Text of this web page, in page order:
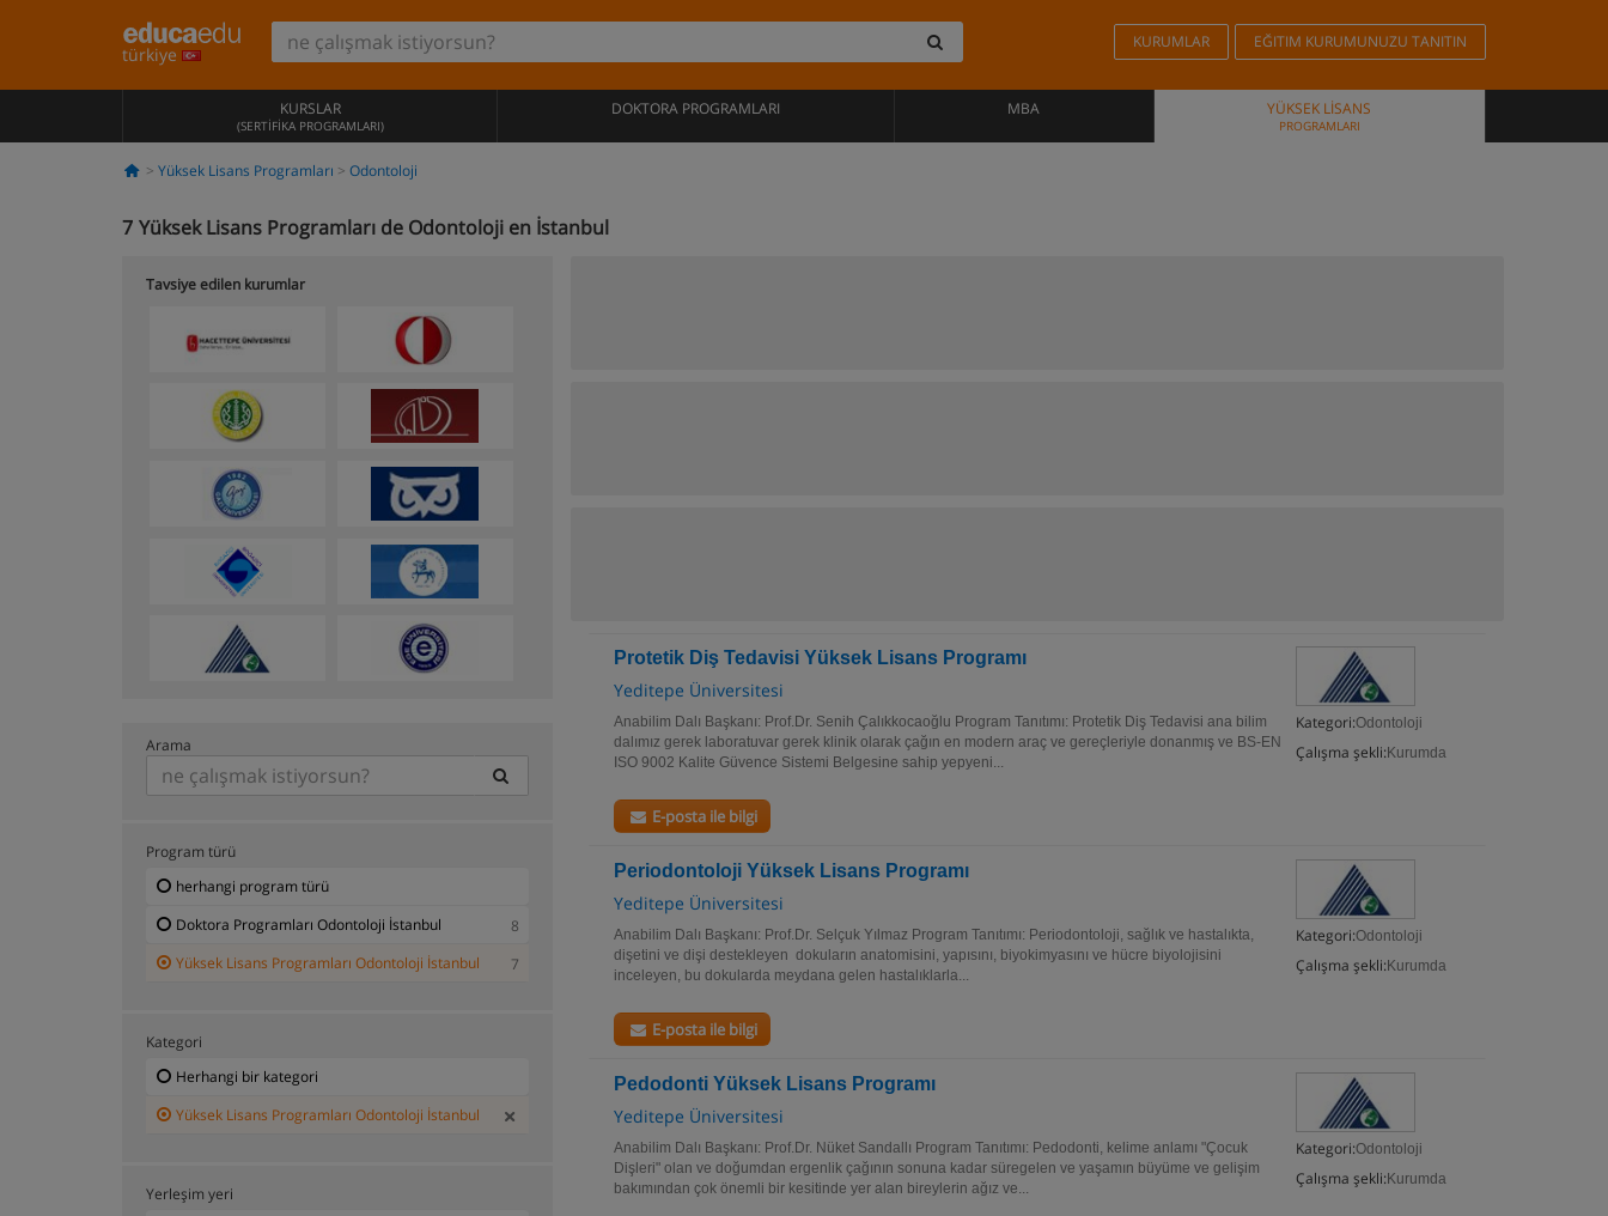
türkiye
KURUMLAR EĞITIM KURUMUNUZU TANITIN
KURSLAR
(SERTIFIKA PROGRAMLARI)
DOKTORA PROGRAMLARI MBA YÜKSEK LISANS
PROGRAMLARI
Yüksek Lisans Programları Odontoloji
7 Yüksek Lisans Programları de Odontoloji en İstanbul
Protetik Diş Tedavisi Yüksek Lisans Programı
Yeditepe Üniversitesi
Kategori:Odontoloji
Çalışma şekli: Kurumda
Anabilim Dalı Başkanı: Prof.Dr. Senih Çalıkkocaoğlu Program Tanıtımı: Protetik Diş Tedavisi ana bilim
dalımız gerek laboratuvar gerek klinik olarak çağın en modern araç ve gereçleriyle donanmış ve BS-EN
ISO 9002 Kalite Güvence Sistemi Belgesine sahip yepyeni...
E-posta ile bilgi
Periodontoloji Yüksek Lisans Programı
Yeditepe Üniversitesi
Kategori:Odontoloji
Çalışma şekli: Kurumda
Anabilim Dalı Başkanı: Prof.Dr. Selçuk Yılmaz Program Tanıtımı: Periodontoloji, sağlık ve hastalıkta,
dişetini ve dişi destekleyen dokuların anatomisini, yapısını, biyokimyasını ve hücre biyolojisini
inceleyen, bu dokularda meydana gelen hastalıklarla...
E-posta ile bilgi
Pedodonti Yüksek Lisans Programı
Yeditepe Üniversitesi
Kategori:Odontoloji
Çalışma şekli: Kurumda
Anabilim Dalı Başkanı: Prof.Dr. Nüket Sandallı Program Tanıtımı: Pedodonti, kelime anlamı "Çocuk
Dişleri" olan ve doğumdan ergenlik çağının sonuna kadar süregelen ve yaşamın büyüme ve gelişim
bakımından çok önemli bir kesitinde yer alan bireylerin ağız ve...
Tavsiye edilen kurumlar
Arama
Program türü
herhangi program türü
Doktora Programları Odontoloji İstanbul
8
Yüksek Lisans Programları Odontoloji İstanbul
7
Kategori
Herhangi bir kategori
Yüksek Lisans Programları Odontoloji İstanbul
Yerleşim yeri